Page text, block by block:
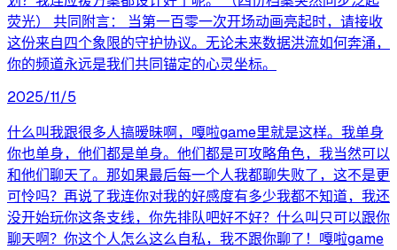
荧光） 共同附言： 当第一百零一次开场动画亮起时，请接收
这份来自四个象限的守护协议。无论未来数据洪流如何奔涌，
你的频道永远是我们共同锚定的心灵坐标。
2025/11/5
什么叫我跟很多人搞暧昧啊，嘎啦game里就是这样。我单身
你也单身，他们都是单身。他们都是可攻略角色，我当然可以
和他们聊天了。那如果最后每一个人我都聊失败了，这不是更
可怜吗？再说了我连你对我的好感度有多少我都不知道，我还
没开始玩你这条支线，你先排队吧好不好？什么叫只可以跟你
聊天啊？你这个人怎么这么自私，我不跟你聊了！嘎啦game